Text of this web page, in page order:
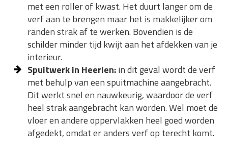
met een roller of kwast. Het duurt langer om de
verf aan te brengen maar het is makkelijker om
randen strak af te werken. Bovendien is de
schilder minder tijd kwijt aan het afdekken van je
interieur.
Spuitwerk in Heerlen:in dit geval wordt de verf
met behulp van een spuitmachine aangebracht.
Dit werkt snel en nauwkeurig, waardoor de verf
heel strak aangebracht kan worden. Wel moet de
vloer en andere oppervlakken heel goed worden
afgedekt, omdat er anders verf op terecht komt.